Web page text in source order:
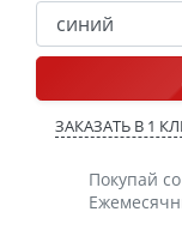
ЗАКАЗАТЬ В 1
Покупай